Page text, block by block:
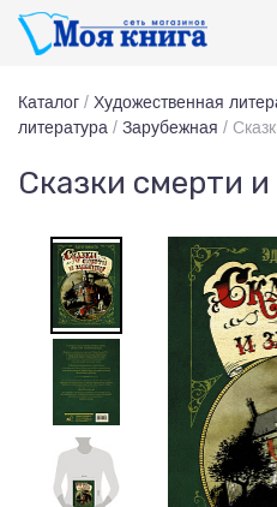
Каталог / Художественная
литература / Зарубежная /
Сказки смерти и